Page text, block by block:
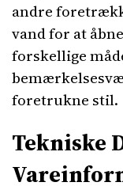
andre
vand for at
forskellige
foretrukne stil.
Tekniske